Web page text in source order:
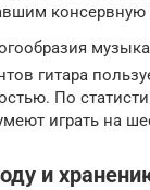
консервную
гитара
По
играть на
и